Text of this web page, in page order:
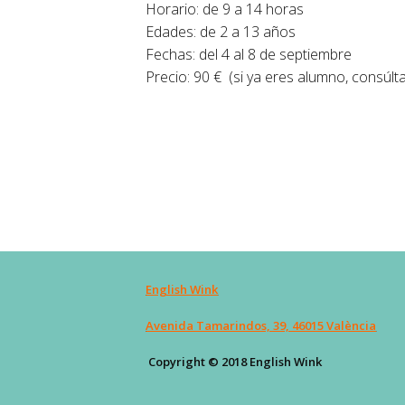
Horario: de 9 a 14 horas
Edades: de 2 a 13 años
Fechas: del 4 al 8 de septiembre
Precio: 90 € (si ya eres alumno,
English Wink
Avenida Tamarindos, 39, 46015 València
Copyright © 2018 English Wink